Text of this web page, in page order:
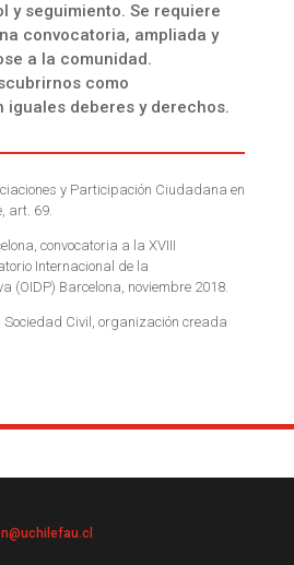
y seguimiento. Se requiere
convocatoria, ampliada y
a la comunidad.
como
iguales deberes y derechos.
y Participación Ciudadana en
art. 69.
convocatoria a la XVIII
Internacional de la
(OIDP) Barcelona, noviembre 2018.
Sociedad Civil, organización creada